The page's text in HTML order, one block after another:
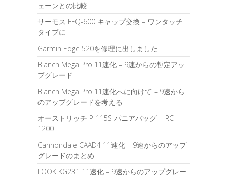
ェーンとの比較
サーモス FFQ-600 キャップ交換 – ワンタッチ
タイプに
Garmin Edge 520を修理に出しました
Bianch Mega Pro 11速化 – 9速からの暫定アッ
プグレード
Bianch Mega Pro 11速化へに向けて – 9速から
のアップグレードを考える
オーストリッチ P-115S パニアバッグ + RC-
1200
Cannondale CAAD4 11速化 – 9速からのアップ
グレードのまとめ
LOOK KG231 11速化 – 9速からのアップグレー